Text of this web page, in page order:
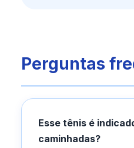
Perguntas
Esse tênis é
caminhadas?